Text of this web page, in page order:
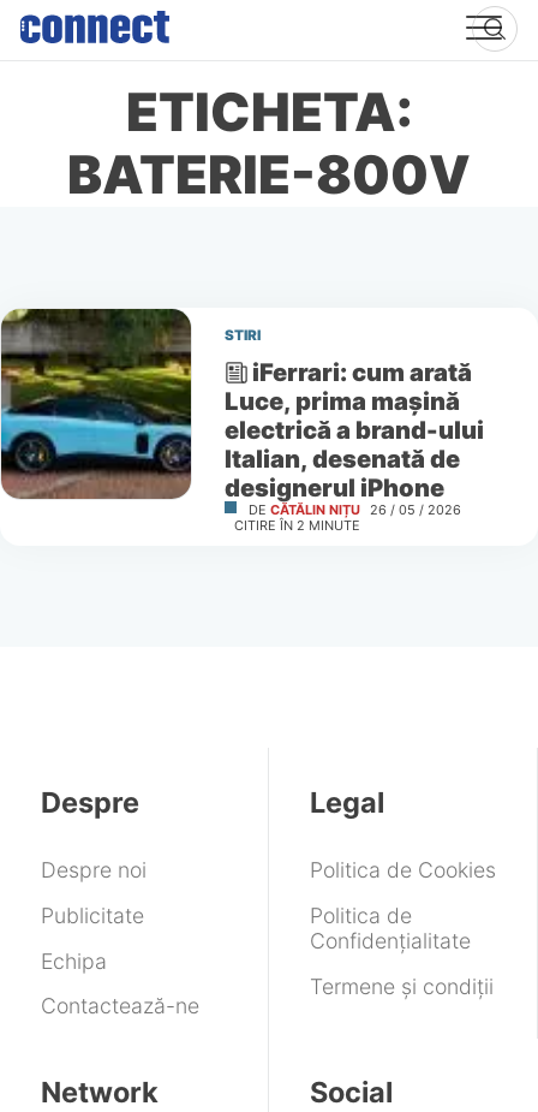
Skip
content
ETICHETA:
BATERIE-800V
STIRI
iFerrari: cum arată
Luce, prima mașină
electrică a brand-ului
Italian, desenată de
designerul iPhone
DE CĂTĂLIN NIȚU 26 / 05 / 2026
CITIRE ÎN 2 MINUTE
Despre
Despre noi
Publicitate
Echipa
Contactează-ne
Legal
Politica de Cookies
Politica de
Confidențialitate
Termene și condiții
Network Social